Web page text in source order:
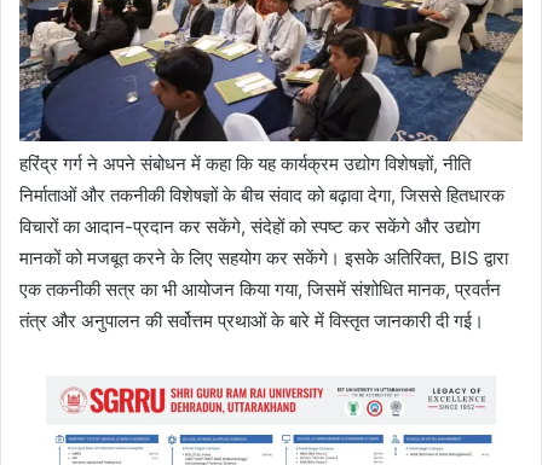
हरिंद्र गर्ग ने अपने संबोधन में कहा कि यह कार्यक्रम उद्योग विशेषज्ञों, नीति
निर्माताओं और तकनीकी विशेषज्ञों के बीच संवाद को बढ़ावा देगा, जिससे हितधारक
विचारों का आदान-प्रदान कर सकेंगे, संदेहों को स्पष्ट कर सकेंगे और उद्योग
मानकों को मजबूत करने के लिए सहयोग कर सकेंगे। इसके अतिरिक्त, BIS द्वारा
एक तकनीकी सत्र का भी आयोजन किया गया, जिसमें संशोधित मानक, प्रवर्तन
तंत्र और अनुपालन की सर्वोत्तम प्रथाओं के बारे में विस्तृत जानकारी दी गई।